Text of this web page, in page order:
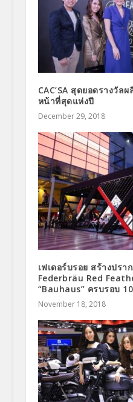
CAC’SA สุดยอดรางวั
หน้าที่สุดแห่งปี
December 29, 2018
เฟเดอร์บรอย สร้างปร
Federbräu Red
“Bauhaus” ครบรอบ
November 18, 2018